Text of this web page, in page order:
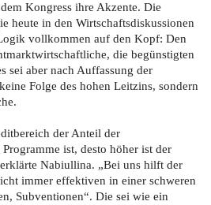
Kongress ihre Akzente. Die
heute in den Wirtschaftsdiskussionen
vollkommen auf den Kopf: Den
die begünstigten
sei aber nach Auffassung der
Folge des hohen Leitzins, sondern
der Anteil der
ist, desto höher ist der
Nabiullina. „Bei uns hilft der
immer effektiven in einer schweren
Subventionen“. Die sei wie ein